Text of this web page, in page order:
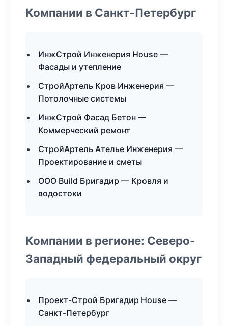
Компании в Санкт-Петербург
ИнжСтрой Инженерия House —
Фасады и утепление
СтройАртель Кров Инженерия —
Потолочные системы
ИнжСтрой Фасад Бетон —
Коммерческий ремонт
СтройАртель Ателье Инженерия —
Проектирование и сметы
ООО Build Бригадир — Кровля и
водостоки
Компании в регионе: Северо-
Западный федеральный округ
Проект-Строй Бригадир House —
Санкт-Петербург